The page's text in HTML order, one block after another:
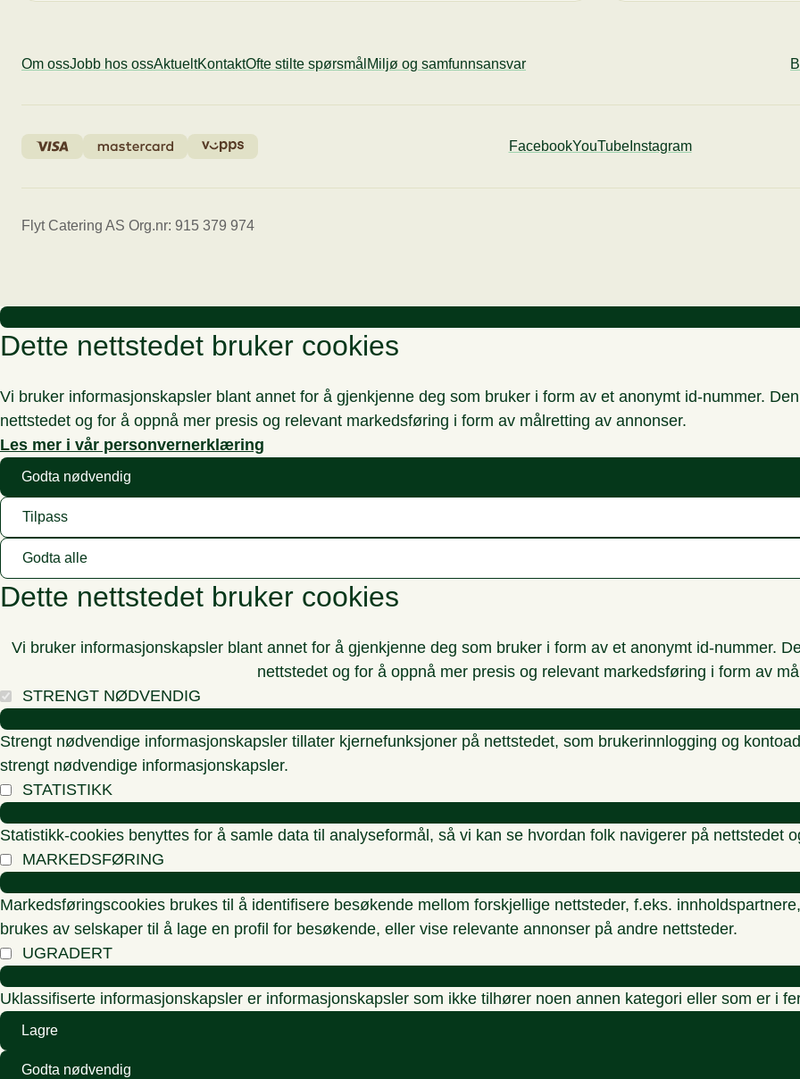
Om ossJobb hos ossAktueltKontaktOfte stilte spørsmål Miljø og samfunnsansvar
FacebookYouTubeInstagram
Flyt Catering AS Org.nr: 915 379 974
Dette nettstedet bruker cookies
Vi bruker informasjonskapsler blant annet for å gjenkjenne deg som bruker i form av et anonymt id-nummer.
nettstedet og for å oppnå mer presis og relevant markedsføring i form av målretting av annonser.
Les mer i vår personvernerklæring
Godta nødvendig
Tilpass
Godta alle
Dette nettstedet bruker cookies
Vi bruker informasjonskapsler blant annet for å gjenkjenne deg som bruker i form av et anonymt id-nummer.
nettstedet og for å oppnå mer presis og relevant markedsføring i form av
STRENGT NØDVENDIG
Strengt nødvendige informasjonskapsler tillater kjernefunksjoner på nettstedet, som brukerinnlogging og
strengt nødvendige informasjonskapsler.
STATISTIKK
Statistikk-cookies benyttes for å samle data til analyseformål, så vi kan se hvordan folk navigerer på nettstedet
MARKEDSFØRING
Markedsføringscookies brukes til å identifisere besøkende mellom forskjellige nettsteder, f.eks.
brukes av selskaper til å lage en profil for besøkende, eller vise relevante annonser på andre nettsteder.
UGRADERT
Uklassifiserte informasjonskapsler er informasjonskapsler som ikke tilhører noen annen kategori eller som er i
Lagre
Godta nødvendig